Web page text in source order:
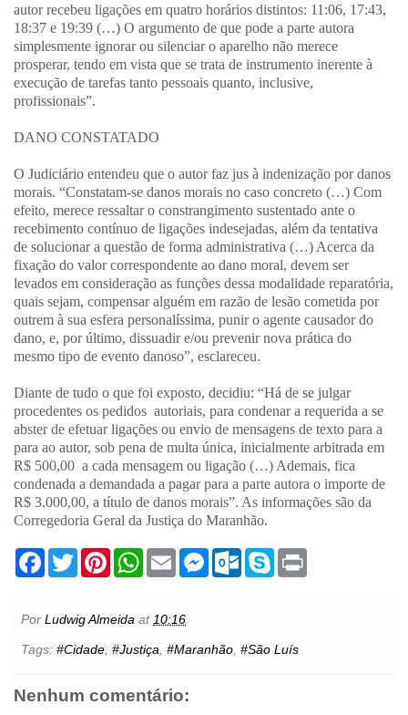
autor recebeu ligações em quatro horários distintos: 11:06, 17:43,
18:37 e 19:39 (…) O argumento de que pode a parte autora
simplesmente ignorar ou silenciar o aparelho não merece
prosperar, tendo em vista que se trata de instrumento inerente à
execução de tarefas tanto pessoais quanto, inclusive,
profissionais”.
DANO CONSTATADO
O Judiciário entendeu que o autor faz jus à indenização por danos
morais. “Constatam-se danos morais no caso concreto (…) Com
efeito, merece ressaltar o constrangimento sustentado ante o
recebimento contínuo de ligações indesejadas, além da tentativa
de solucionar a questão de forma administrativa (…) Acerca da
fixação do valor correspondente ao dano moral, devem ser
levados em consideração as funções dessa modalidade reparatória,
quais sejam, compensar alguém em razão de lesão cometida por
outrem à sua esfera personalíssima, punir o agente causador do
dano, e, por último, dissuadir e/ou prevenir nova prática do
mesmo tipo de evento danoso”, esclareceu.
Diante de tudo o que foi exposto, decidiu: “Há de se julgar
procedentes os pedidos autoriais, para condenar a requerida a se
abster de efetuar ligações ou envio de mensagens de texto para a
para ao autor, sob pena de multa única, inicialmente arbitrada em
R$ 500,00 a cada mensagem ou ligação (…) Ademais, fica
condenada a demandada a pagar para a parte autora o importe de
R$ 3.000,00, a título de danos morais”. As informações são da
Corregedoria Geral da Justiça do Maranhão.
F
b
o
k
T
w
t
e
r
P
r
e
s
W
s
A
p
p
E
m
l
M
e
g
e
O
k
.
S
Por Ludwig Almeida at 10:16
Tags: #Cidade #Justiça #Maranhão #São Luís
Nenhum comentário: